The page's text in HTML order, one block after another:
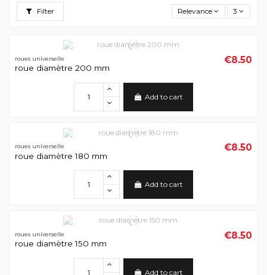
Filter Relevance 3
roues universelle
roue diamètre 200 mm
€8.50
Add to cart
roues universelle
roue diamètre 180 mm
€8.50
Add to cart
roues universelle
roue diamètre 150 mm
€8.50
Add to cart